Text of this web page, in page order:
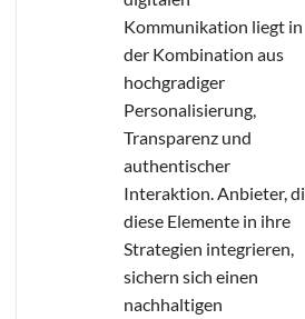
Kommunikation liegt in
der Kombination aus
hochgradiger
Personalisierung,
Transparenz und
authentischer
Interaktion. Anbieter,
diese Elemente in ihre
Strategien integrieren,
sichern sich einen
nachhaltigen